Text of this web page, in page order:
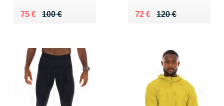
100 €
Au lieu de 100 €
75 €
Vendu 75 € 120 €
Au lieu de 120 €
72 €
Vendu 72 €